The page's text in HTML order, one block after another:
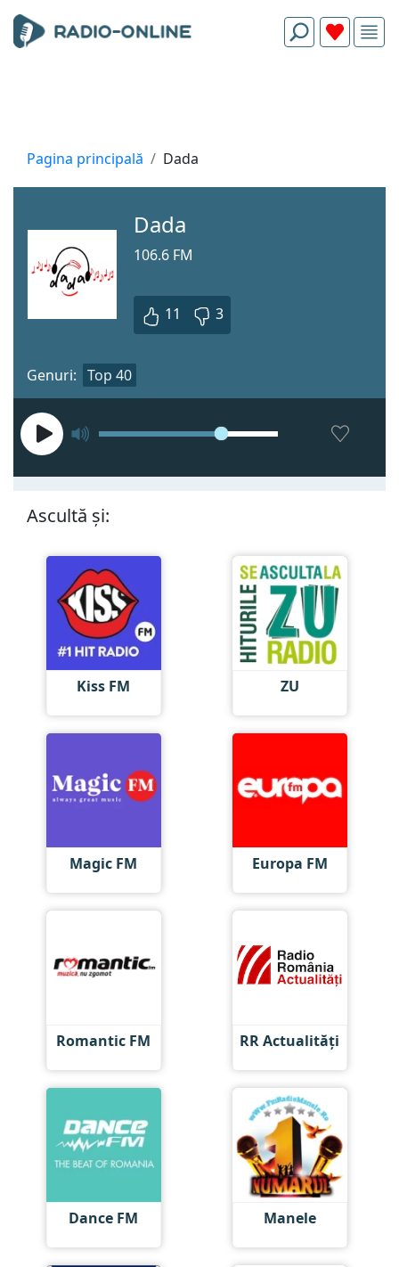
Pagina principală Dada
Dada
106.6 FM
11 3
Genuri: Top 40
Ascultă și:
Kiss FM ZU
Magic FM Europa FM
Romantic FM RR Actualități
Dance FM Manele